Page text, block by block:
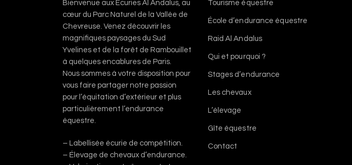
Bienvenue aux Écuries Al Andalus, au
cœur du Parc Naturel de la Vallée de
Chevreuse. Venez découvrir les
magnifiques paysages du Sud
Yvelines et de la forêt de Rambouillet
à quelques encablures de Paris.
Nous sommes à votre disposition pour
vous faire partager notre passion
pour l’équitation d’extérieur et plus
particulièrement l’endurance
équestre.
– Labellisée écurie de compétition.
– Élevage de chevaux d’endurance.
Tourisme équestre
École d’endurance équestre
Raid Al Andalus
Qui et pourquoi ?
Stages d’endurance
Les chevaux
L’élevage
Gîte équestre
Contact